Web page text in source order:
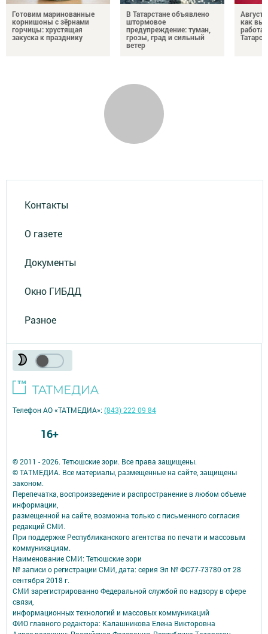
Готовим маринованные
корнишоны с зёрнами
горчицы: хрустящая
закуска к празднику
В Татарстане объявлено
штормовое
предупреждение: туман,
грозы, град и сильный
ветер
как
Контакты
О газете
Документы
Окно ГИБДД
Разное
© 2011 - 2026. Тетюшские зори. Все права защищены.
© ТАТМЕДИА. Все материалы, размещенные на сайте, защищены
законом.
Перепечатка, воспроизведение и распространение в любом объеме
информации,
размещенной на сайте, возможна только с письменного согласия
редакций СМИ.
При поддержке Республиканского агентства по печати и массовым
коммуникациям.
Наименование СМИ: Тетюшские зори
№ записи о регистрации СМИ, дата: серия Эл № ФС77-73780 от 28
сентября 2018 г.
СМИ зарегистрированно Федеральной службой по надзору в сфере
связи,
информационных технологий и массовых коммуникаций
ФИО главного редактора: Калашникова Елена Викторовна
Телефон АО «ТАТМЕДИА»:(843) 222 09 84
16+